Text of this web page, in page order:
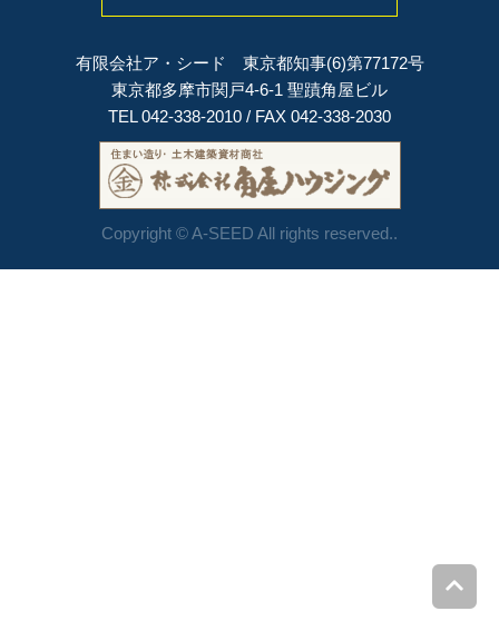
有限会社ア・シード 東京都知事(6)第77172号
東京都多摩市関戸4-6-1 聖蹟角屋ビル
TEL 042-338-2010 / FAX 042-338-2030
Copyright © A-SEED All rights reserved..